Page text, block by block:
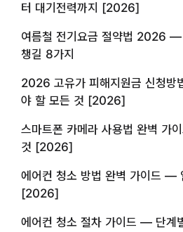
터 대기전력까지 [2026]
여름철 전기요금 절약법 2026 —
챙길 8가지
2026 고유가 피해지원금 신청
야 할 모든 것 [2026]
스마트폰 카메라 사용법 완벽 가
것 [2026]
에어컨 청소 방법 완벽 가이드 —
[2026]
에어컨 청소 절차 가이드 — 단계